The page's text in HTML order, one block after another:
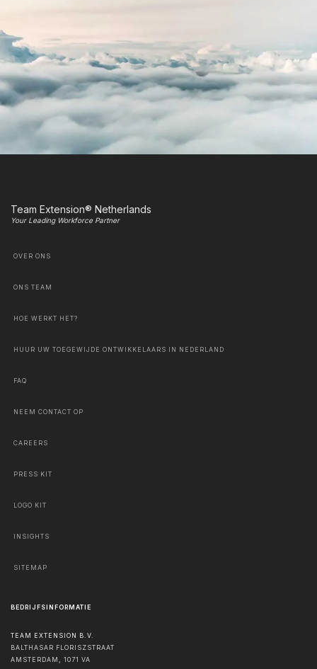
Team Extension® Netherlands
Your Leading Workforce Partner
OVER ONS
ONS TEAM
HOE WERKT HET?
HUUR UW TOEGEWIJDE ONTWIKKELAARS IN NEDERLAND
FAQ
NEEM CONTACT OP
CAREERS
PRESS KIT
LOGO KIT
INSIGHTS
SITEMAP
BEDRIJFSINFORMATIE
TEAM EXTENSION B.V.
BALTHASAR FLORISZSTRAAT
AMSTERDAM
1071 VA